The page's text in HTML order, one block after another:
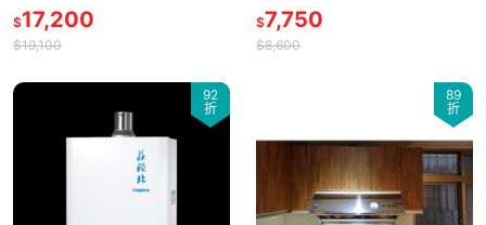
－－含基本標準安裝
$17,200
$19,100
本標準安裝
$7,750
$8,600
92
折
89
折